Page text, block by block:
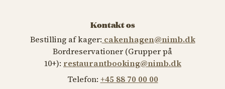
Kontakt os
Bestilling af kager: cakenhagen@nimb.dk
Bordreservationer (Grupper på
10+): restaurantbooking@nimb.dk
Telefon: +45 88 70 00 00